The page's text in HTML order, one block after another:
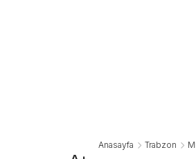
Anasayfa Trabzon